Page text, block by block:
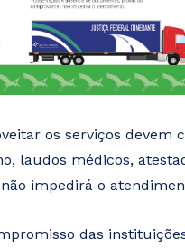
os serviços
laudos médicos,
impedirá o
das